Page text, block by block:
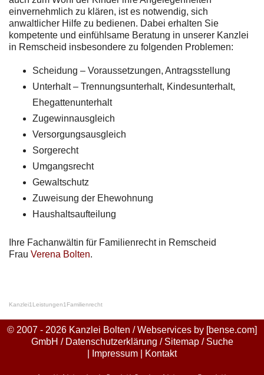
einvernehmlich zu klären, ist es notwendig, sich
anwaltlicher Hilfe zu bedienen. Dabei erhalten Sie
kompetente und einfühlsame Beratung in unserer Kanzlei
in Remscheid insbesondere zu folgenden Problemen:
Scheidung – Voraussetzungen, Antragsstellung
Unterhalt – Trennungsunterhalt, Kindesunterhalt,
Ehegattenunterhalt
Zugewinnausgleich
Versorgungsausgleich
Sorgerecht
Umgangsrecht
Gewaltschutz
Zuweisung der Ehewohnung
Haushaltsaufteilung
Ihre Fachanwältin für Familienrecht in Remscheid
Frau Verena Bolten.
Kanzlei1 Leistungen1 Familienrecht
© 2007 - 2026 Kanzlei Bolten / Webservices by [bense.com]
GmbH / Datenschutzerklärung / Sitemap/ Suche
Impressum Kontakt